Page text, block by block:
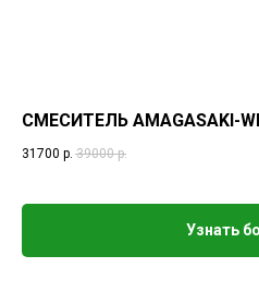
СМЕСИТЕЛЬ AMAGASAKI-
31700 р. 39000 р.
Узнать